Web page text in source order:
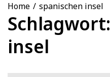
Home spanischen insel
Schlagwort:
insel